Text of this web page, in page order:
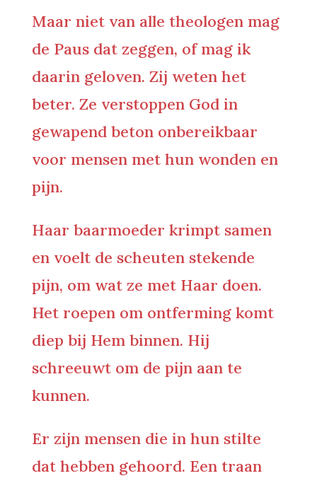
Maar niet van alle theologen mag
de Paus dat zeggen, of mag ik
daarin geloven. Zij weten het
beter. Ze verstoppen God in
gewapend beton onbereikbaar
voor mensen met hun wonden en
pijn.
Haar baarmoeder krimpt samen
en voelt de scheuten stekende
pijn, om wat ze met Haar doen.
Het roepen om ontferming komt
diep bij Hem binnen. Hij
schreeuwt om de pijn aan te
kunnen.
Er zijn mensen die in hun stilte
dat hebben gehoord. Een traan